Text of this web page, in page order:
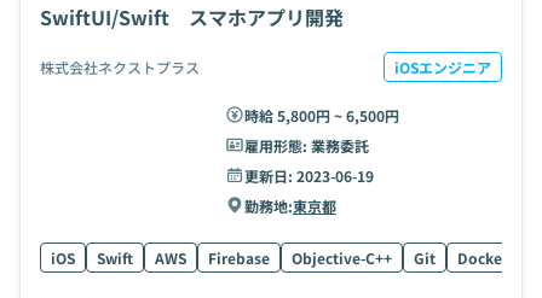
SwiftUI/Swift スマホアプリ開発
株式会社ネクストプラス iOSエンジニア
時給 5,800円 ~ 6,500円
雇用形態: 業務委託
更新日: 2023-06-19
勤務地:東京都
iOS Swift AWS Firebase Objective-C++ Git Docker